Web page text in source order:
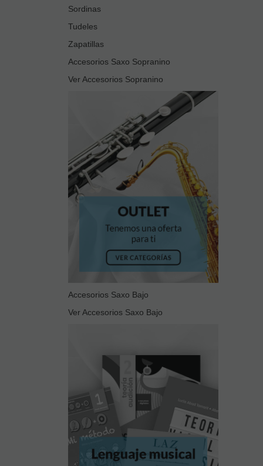
Sordinas
Tudeles
Zapatillas
Accesorios Saxo Sopranino
Ver Accesorios Sopranino
Accesorios Saxo Bajo
Ver Accesorios Saxo Bajo